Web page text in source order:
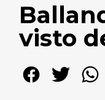
visto